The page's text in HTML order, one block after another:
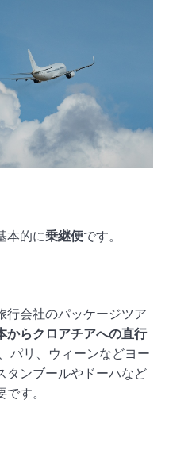
本的に乗継便です。
行会社のパッケージツア
からクロアチアへの直行
パリ、ウィーンなどヨー
タンブールやドーハなど
す。